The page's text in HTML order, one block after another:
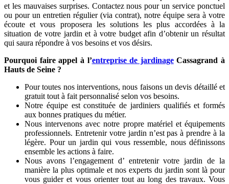
et les mauvaises surprises. Contactez nous pour un service ponctuel
ou pour un entretien régulier (via contrat), notre équipe sera à votre
écoute et vous proposera les solutions les plus accordées à la
situation de votre jardin et à votre budget afin d’obtenir un résultat
qui saura répondre à vos besoins et vos désirs.
Pourquoi faire appel à l’entreprise de jardinageCassagrand à
Hauts de Seine ?
Pour toutes nos interventions, nous faisons un devis détaillé et
gratuit tout à fait personnalisé selon vos besoins.
Notre équipe est constituée de jardiniers qualifiés et formés
aux bonnes pratiques du métier.
Nous intervenons avec notre propre matériel et équipements
professionnels. Entretenir votre jardin n’est pas à prendre à la
légère. Pour un jardin qui vous ressemble, nous définissons
ensemble les actions à faire.
Nous avons l’engagement d’ entretenir votre jardin de la
manière la plus optimale et nos experts du jardin sont là pour
vous guider et vous orienter tout au long des travaux. Vous